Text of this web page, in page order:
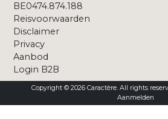
BE0474.874.188
Reisvoorwaarden
Disclaimer
Privacy
Aanbod
Login B2B
Copyright © 2026 Caractère. All rights
Aanmelden